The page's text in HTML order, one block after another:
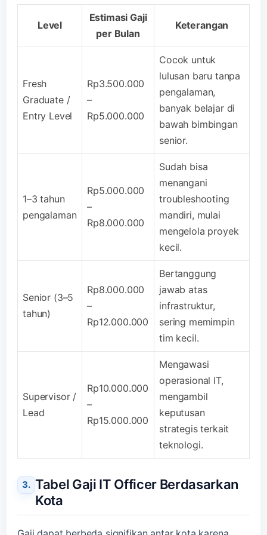
Level
Estimasi Gaji
per Bulan
Keterangan
Fresh
Graduate /
Entry Level
Rp3.500.000
–
Rp5.000.000
Cocok untuk
lulusan baru tanpa
pengalaman,
banyak belajar di
bawah bimbingan
senior.
1–3 tahun
pengalaman
Rp5.000.000
–
Rp8.000.000
Sudah bisa
menangani
troubleshooting
mandiri, mulai
mengelola proyek
kecil.
Senior (3–5
tahun)
Rp8.000.000
–
Rp12.000.000
Bertanggung
jawab atas
infrastruktur,
sering memimpin
tim kecil.
Supervisor /
Lead
Rp10.000.000
–
Rp15.000.000
Mengawasi
operasional IT,
mengambil
keputusan
strategis terkait
teknologi.
Tabel Gaji IT Officer Berdasarkan
Kota